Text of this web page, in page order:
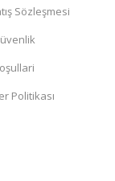
Sözleşmesi
Politikası